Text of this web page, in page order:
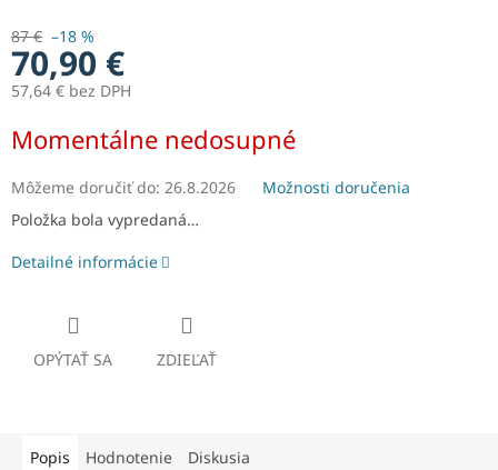
87 € –18 %
70,90 €
57,64 € bez DPH
cena:
Momentálne nedosupné
Môžeme doručiť do: 26.8.2026
Možnosti doručenia
Položka bola vypredaná…
Detailné informácie
OPÝTAŤ SA ZDIEĽAŤ
Popis Hodnotenie Diskusia